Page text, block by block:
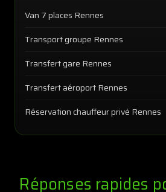
Van 7 places Rennes
Transport groupe Rennes
Transfert gare Rennes
Transfert aéroport Rennes
Réservation chauffeur privé Rennes
Réponses rapides